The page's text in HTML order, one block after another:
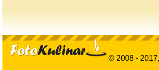
© 2008 -